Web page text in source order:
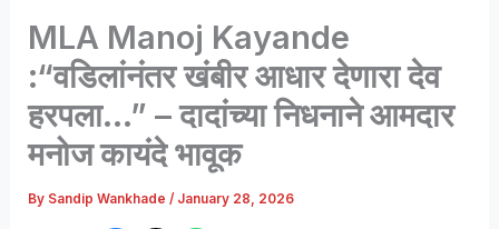
MLA Manoj Kayande
:“वडिलांनंतर खंबीर आधार देणारा देव
हरपला…” – दादांच्या निधनाने आमदार
मनोज कायंदे भावूक
By Sandip Wankhade/ January 28, 2026